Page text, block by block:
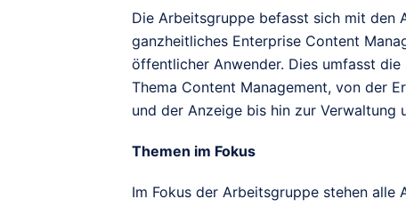
Die Arbeitsgruppe befasst sich mit den
ganzheitliches Enterprise Content
öffentlicher Anwender. Dies umfasst
Thema Content Management, von der
und der Anzeige bis hin zur Verwaltung
Themen im Fokus
Im Fokus der Arbeitsgruppe stehen alle